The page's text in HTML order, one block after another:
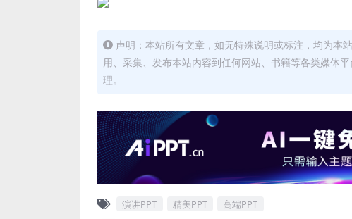
声明：本站所有文章，如无特殊说明或标注，均为本
用、采集、发布本站内容到任何网站、书籍等各类媒体
理。
演讲PPT 精美PPT 高端PPT